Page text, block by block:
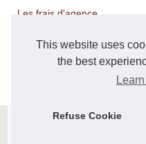
This website uses
the best
Refuse Cookie
Les frais d'agence...
Logistique e-Commerce à...
Suiteaffaire.com/